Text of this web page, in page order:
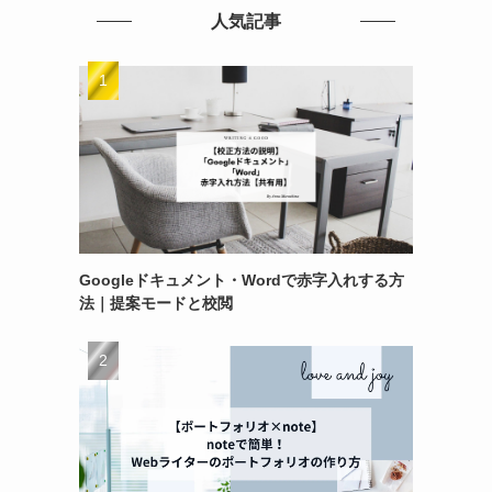
人気記事
Googleドキュメント・Wordで赤字入れする方
法｜提案モードと校閲